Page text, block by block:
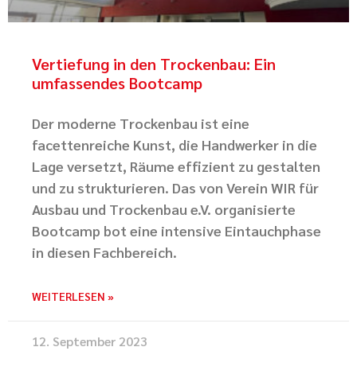
Vertiefung in den Trockenbau: Ein
umfassendes Bootcamp
Der moderne Trockenbau ist eine
facettenreiche Kunst, die Handwerker in die
Lage versetzt, Räume effizient zu gestalten
und zu strukturieren. Das von Verein WIR für
Ausbau und Trockenbau e.V. organisierte
Bootcamp bot eine intensive Eintauchphase
in diesen Fachbereich.
WEITERLESEN »
12. September 2023